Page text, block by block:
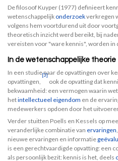
De filosoof Kuyper (1977) definieert
wetenschappelijk onderzoekverkregen
volgens hem voortdurend uit door
theoretisch inzicht werd bereikt, bij
vereisten voor "ware kennis", worden
In de wetenschappelijke theorie
In een studie naar de opvattingen over
opvattingen,
[3]
ook de opvatting dat
bekwaamheid: een vermogen waarin
hetintellectueel eigendom en de
medewerkers opdoen door het
Verder stuitten Poells en Kessels op
veranderlijke combinatie van ervaringen
nieuwe ervaringen en informatie
is een gerechtvaardigde opvatting: een
als persoonlijk bezit: kennis is het, deels